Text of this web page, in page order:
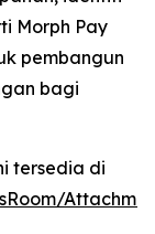
Morph Pay
pembangun
bagi
tersedia di